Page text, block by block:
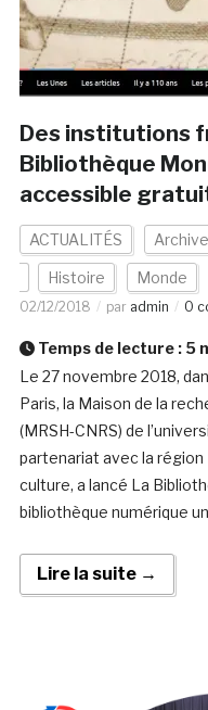
Des institutions
Bibliothèque
accessible
ACTUALITÉS
Histoire Monde
02/12/2018 par admin 0
Temps de lecture : 5
Le 27 novembre 2018,
Paris, la Maison de la
(MRSH-CNRS) de
partenariat avec la
culture, a lancé La
bibliothèque numérique
Lire la suite →